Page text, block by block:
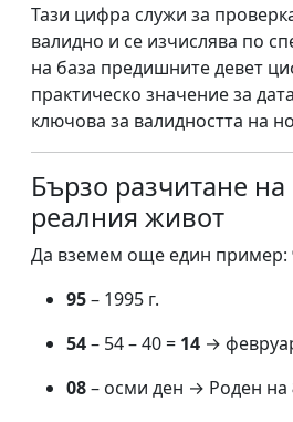
Тази цифра служи за
валидно и се изчислява по
на база предишните девет
практическо значение за
ключова за валидността на
Бързо разчитане
реалния живот
Да вземем още един пример:
95– 1995 г.
54– 54 – 40 = 14 →
08– осми ден → Роден на